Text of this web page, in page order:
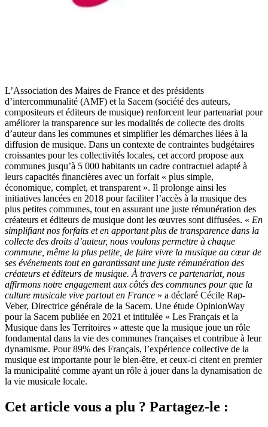
L’Association des Maires de France et des présidents
d’intercommunalité (AMF) et la Sacem (société des auteurs,
compositeurs et éditeurs de musique) renforcent leur partenariat pour
améliorer la transparence sur les modalités de collecte des droits
d’auteur dans les communes et simplifier les démarches liées à la
diffusion de musique. Dans un contexte de contraintes budgétaires
croissantes pour les collectivités locales, cet accord propose aux
communes jusqu’à 5 000 habitants un cadre contractuel adapté à
leurs capacités financières avec un forfait « plus simple,
économique, complet, et transparent ». Il prolonge ainsi les
initiatives lancées en 2018 pour faciliter l’accès à la musique des
plus petites communes, tout en assurant une juste rémunération des
créateurs et éditeurs de musique dont les œuvres sont diffusées. « En
simplifiant nos forfaits et en apportant plus de transparence dans la
collecte des droits d’auteur, nous voulons permettre à chaque
commune, même la plus petite, de faire vivre la musique au cœur de
ses événements tout en garantissant une juste rémunération des
créateurs et éditeurs de musique. À travers ce partenariat, nous
affirmons notre engagement aux côtés des communes pour que la
culture musicale vive partout en France » a déclaré Cécile Rap-
Veber, Directrice générale de la Sacem. Une étude OpinionWay
pour la Sacem publiée en 2021 et intitulée « Les Français et la
Musique dans les Territoires » atteste que la musique joue un rôle
fondamental dans la vie des communes françaises et contribue à leur
dynamisme. Pour 89% des Français, l’expérience collective de la
musique est importante pour le bien-être, et ceux-ci citent en premier
la municipalité comme ayant un rôle à jouer dans la dynamisation de
la vie musicale locale.
Cet article vous a plu ? Partagez-le :